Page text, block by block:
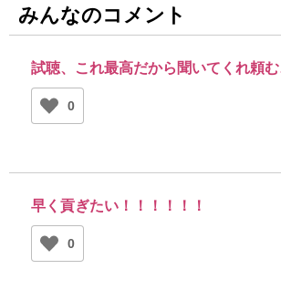
みんなのコメント
試聴、これ最高だから聞いてくれ頼
0
早く貢ぎたい！！！！！！
0